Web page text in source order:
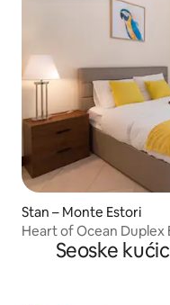
Stan – Monte Estori
Heart of Ocean Duplex
Seoske